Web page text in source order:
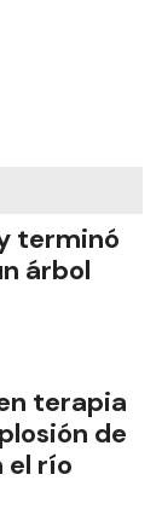
terminó
árbol
terapia
de
el río